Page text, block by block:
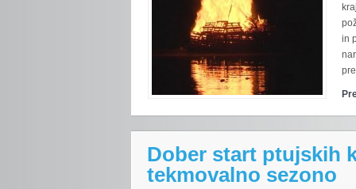
in
Dober start ptujskih
tekmovalno sezono